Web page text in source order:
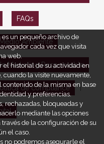
FAQs
Ambiente
Marketing Responsable
de compliance
un pequeño archivo de
cada vez que visita
web.
el historial de su actividad en
la visite nuevamente,
de la misma en base
y preferencias.
rechazadas, bloqueadas y
mediante las opciones
de la configuración de su
el caso.
no podremos asegurarle el